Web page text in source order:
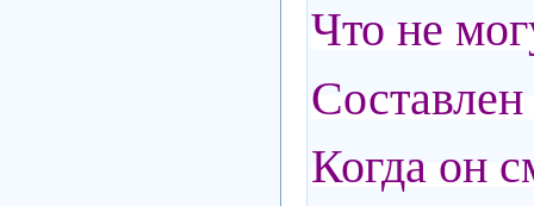
Что не
Когда он